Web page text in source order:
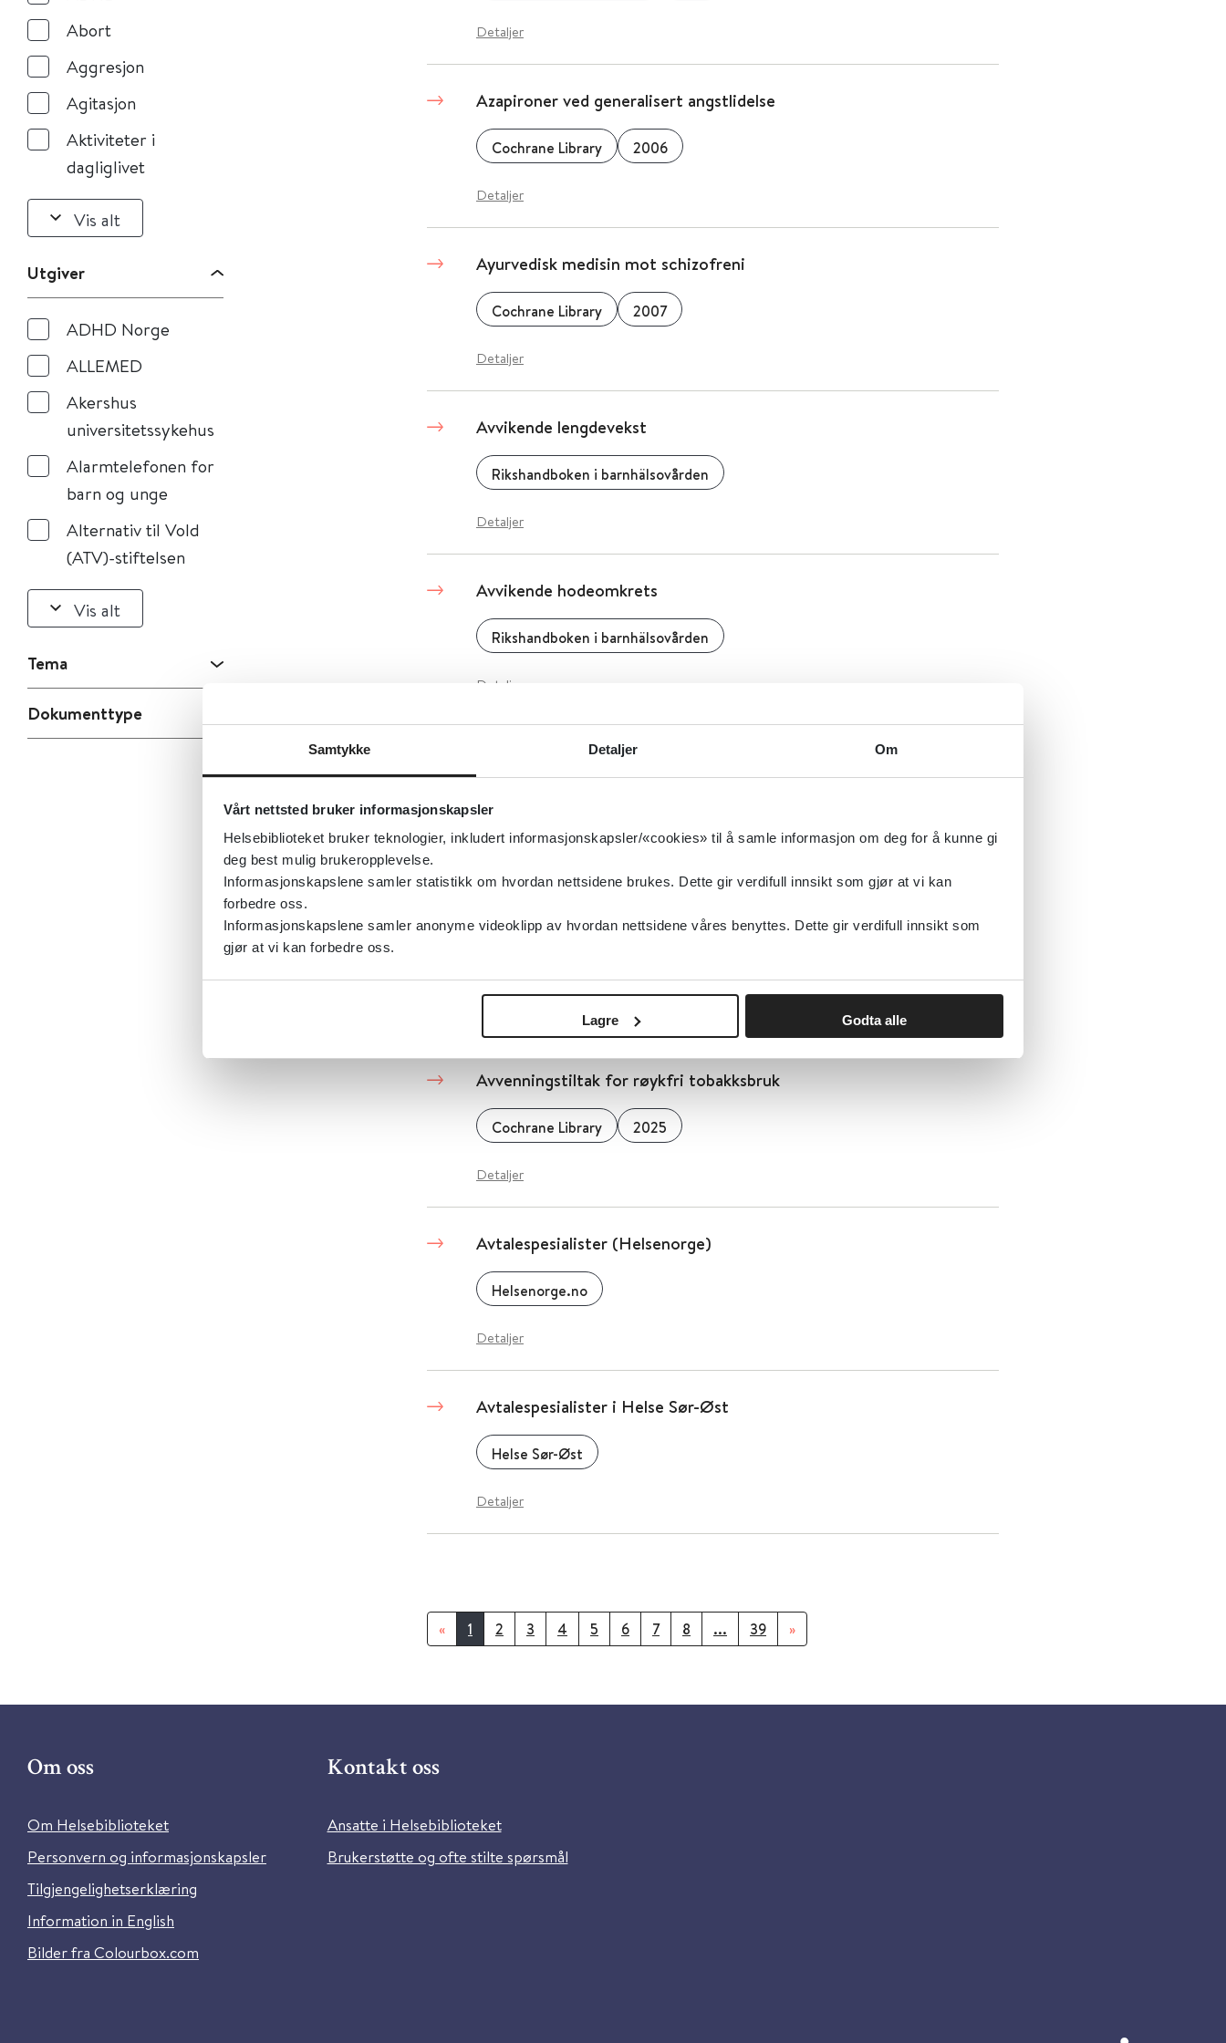
Samtykke Detaljer Om
Vårt nettsted bruker informasjonskapsler
Helsebiblioteket bruker teknologier, inkludert informasjonskapsler/«cookies» til å samle informasjon om deg for å kunne gi
deg best mulig brukeropplevelse.
Informasjonskapslene samler statistikk om hvordan nettsidene brukes. Dette gir verdifull innsikt som gjør at vi kan
forbedre oss.
Informasjonskapslene samler anonyme videoklipp av hvordan nettsidene våres benyttes. Dette gir verdifull innsikt som
gjør at vi kan forbedre oss.
Lagre Godta alle
Abort
Aggresjon
Agitasjon
Aktiviteter i
dagliglivet
Vis alt
Utgiver
ADHD Norge
ALLEMED
Akershus
universitetssykehus
Alarmtelefonen for
barn og unge
Alternativ til Vold
(ATV)-stiftelsen
Vis alt
Tema
Dokumenttype
Detaljer
Azapironer ved generalisert angstlidelse
Cochrane Library 2006
Detaljer
Ayurvedisk medisin mot schizofreni
Cochrane Library 2007
Detaljer
Avvikende lengdevekst
Rikshandboken i barnhälsovården
Detaljer
Avvikende hodeomkrets
Rikshandboken i barnhälsovården
Detaljer
Avvikende hodeform inkludert kraniosynostose
Detaljer
Avvergingsplikten
Avvenningstiltak for røykfri tobakksbruk
Cochrane Library 2025
Detaljer
Avtalespesialister (Helsenorge)
Helsenorge.no
Detaljer
Avtalespesialister i Helse Sør-Øst
Helse Sør-Øst
Detaljer
« 1 2 3 4 5 6 7 8 ... 39 »
Om oss
Om Helsebiblioteket
Personvern og informasjonskapsler
Tilgjengelighetserklæring
Information in English
Bilder fra Colourbox.com
Kontakt oss
Ansatte i Helsebiblioteket
Brukerstøtte og ofte stilte spørsmål